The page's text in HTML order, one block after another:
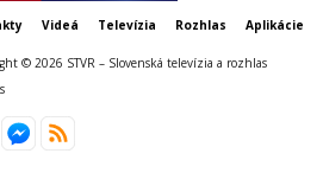
Videá Televízia Rozhlas Aplikácie
© 2026 STVR – Slovenská televízia a rozhlas